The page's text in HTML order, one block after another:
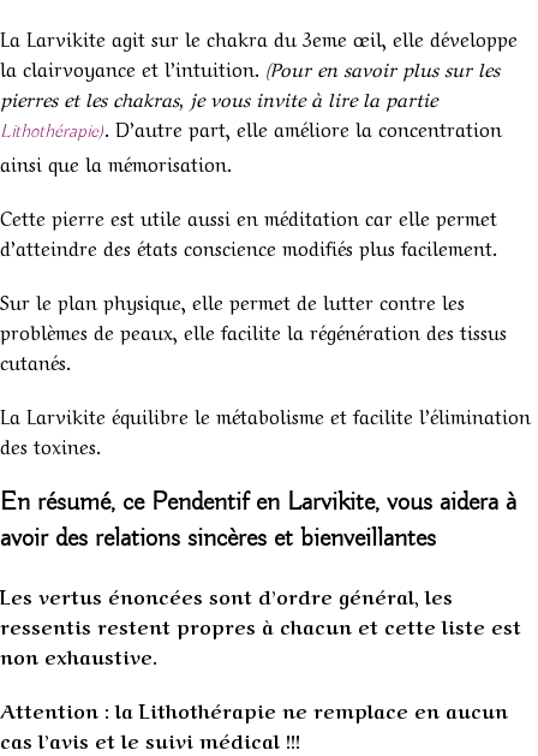
La Larvikite agit sur le chakra du 3eme œil, elle développe
la clairvoyance et l’intuition. (Pour en savoir plus sur les
pierres et les chakras, je vous invite à lire la partie
Lithothérapie). D’autre part, elle améliore la concentration
ainsi que la mémorisation.
Cette pierre est utile aussi en méditation car elle permet
d’atteindre des états conscience modifiés plus facilement.
Sur le plan physique, elle permet de lutter contre les
problèmes de peaux, elle facilite la régénération des tissus
cutanés.
La Larvikite équilibre le métabolisme et facilite l’élimination
des toxines.
En résumé, ce Pendentif en Larvikite, vous aidera à
avoir des relations sincères et bienveillantes
Les vertus énoncées sont d’ordre général, les
ressentis restent propres à chacun et cette liste est
non exhaustive.
Attention : la Lithothérapie ne remplace en aucun
cas l’avis et le suivi médical !!!